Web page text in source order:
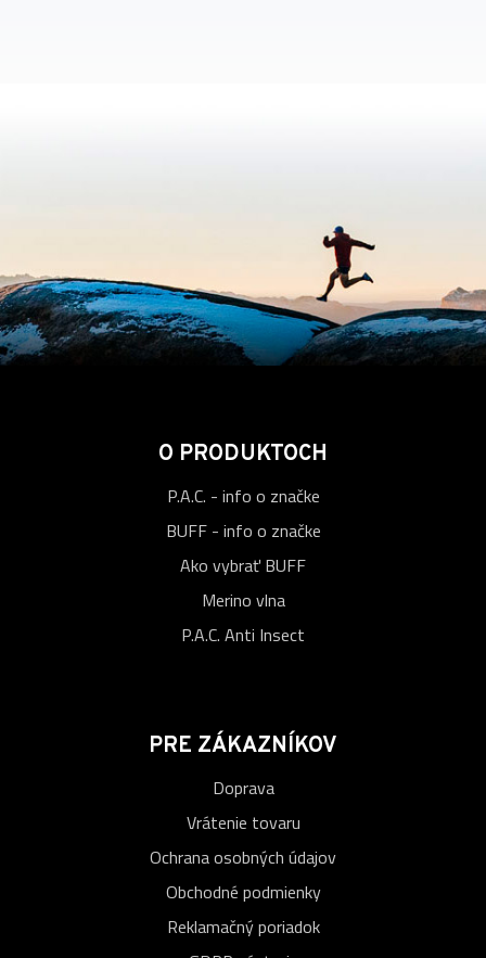
O PRODUKTOCH
P.A.C. - info o značke
BUFF - info o značke
Ako vybrať BUFF
Merino vlna
P.A.C. Anti Insect
PRE ZÁKAZNÍKOV
Doprava
Vrátenie tovaru
Ochrana osobných údajov
Obchodné podmienky
Reklamačný poriadok